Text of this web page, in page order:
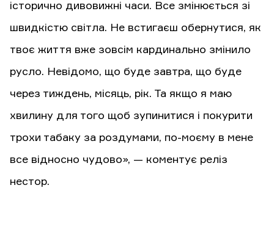
історично дивовижні часи. Все змінюється зі
швидкістю світла. Не встигаєш обернутися, як
твоє життя вже зовсім кардинально змінило
русло. Невідомо, що буде завтра, що буде
через тиждень, місяць, рік. Та якщо я маю
хвилину для того щоб зупинитися і покурити
трохи табаку за роздумами, по-моєму в мене
все відносно чудово», — коментує реліз
нестор.